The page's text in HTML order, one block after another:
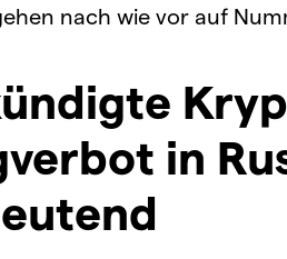
nach wie vor auf
in